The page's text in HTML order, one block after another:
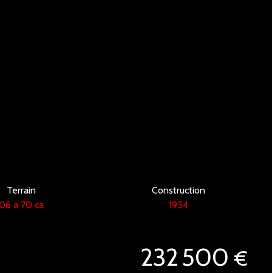
Terrain
a 70 ca
Construction
1954
232 500 €